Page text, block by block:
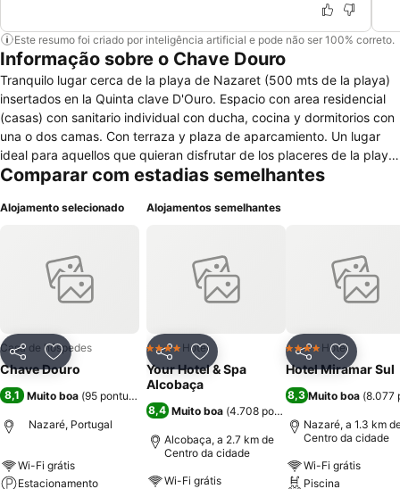
Este resumo foi criado por inteligência artificial e pode não ser 100% correto.
Informação sobre o Chave Douro
Tranquilo lugar cerca de la playa de Nazaret (500 mts de la playa)
insertados en la Quinta clave D'Ouro. Espacio con area residencial
(casas) con sanitario individual con ducha, cocina y dormitorios con
una o dos camas. Con terraza y plaza de aparcamiento. Un lugar
ideal para aquellos que quieran disfrutar de los placeres de la playa
y la ciudad de Nazaré, a precios asequibles en un ambiente
tranquilidad en el verano y el invierno. Asimismo, le informamos que
clave Quinta d'Ouro está situado cerca de una zona rural de la
localidad de Nazaré Caixins, está a sólo 5 minutos de la hermosa
playa de Nazaré y al puerto deportivo y pesquero. La Quinta se
- zona residencial consta de doce pequeñas casas individuales
como habitaciones y cabañas, todas con baño privado y algunas
con cocina; esta zona está dispuesto en "U" con el patio central con
porche y jardín / explicó.
Comparar com estadias semelhantes
Alojamento selecionado
PartilharAdicionar aos favoritos
Casa de hóspedes
Chave Douro
8,1 Muito boa (95 pontuações
Nazaré, Portugal
Wi-Fi grátis
Estacionamento
Alojamentos semelhantes
PartilharAdicionar aos favoritos
4 EstrelasHotel
Your Hotel & Spa
Alcobaça
8,4 Muito boa (4.708 pontuações
Alcobaça, a 2.7 km de
Centro da cidade
Wi-Fi grátis
Partilhar
4 EstrelasHotel
Hotel Miramar Sul
8,3Muito boa (8.077
Nazaré, a 1.3 km
Centro da cidade
Wi-Fi grátis
Piscina